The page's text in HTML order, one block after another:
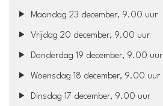
Maandag 23 december, 9.00 uur
Vrijdag 20 december, 9.00 uur
Donderdag 19 december, 9.00 uur
Woensdag 18 december, 9.00 uur
Dinsdag 17 december, 9.00 uur